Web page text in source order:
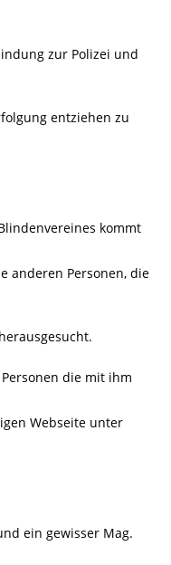
zur Polizei und
entziehen zu
kommt
anderen Personen, die
die mit ihm
Webseite unter
ein gewisser Mag.